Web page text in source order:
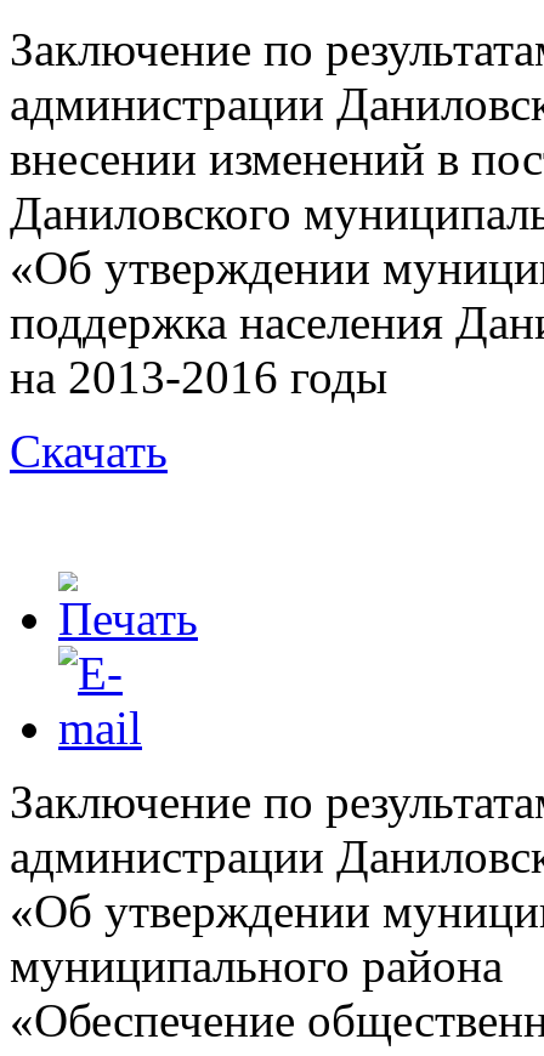
Заключение по
администрации
внесении изменений в
Даниловского
«Об утверждении
поддержка населения
на 2013-2016 годы
Скачать
Заключение по
администрации
«Об утверждении
муниципального района
«Обеспечение